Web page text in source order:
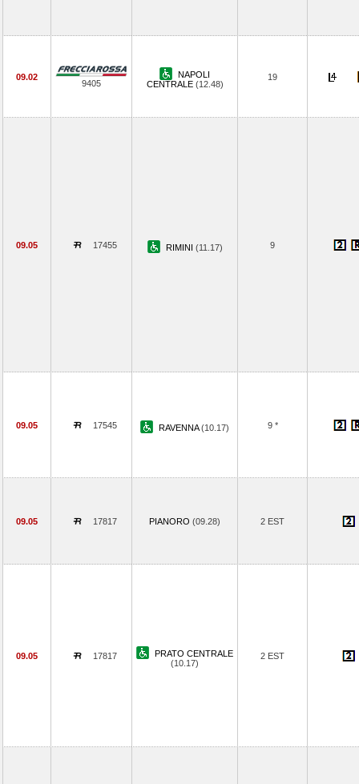
09.02
9405
NAPOLI
CENTRALE (12.48)
19
09.05 17455 RIMINI (11.17) 9
09.05 17545 RAVENNA(10.17) 9 *
09.05 17817 PIANORO (09.28) 2 EST
09.05 17817
PRATO CENTRALE
(10.17)
2 EST